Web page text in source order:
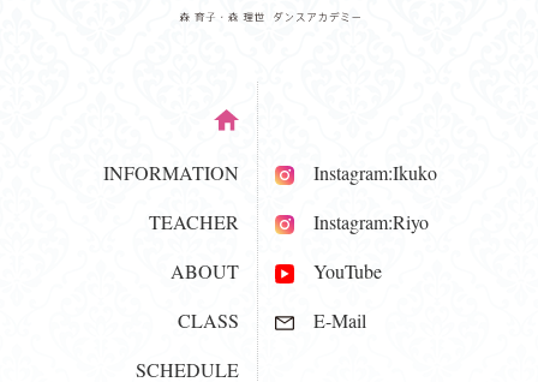
INFORMATION
TEACHER
ABOUT
CLASS
SCHEDULE
Instagram:Ikuko
Instagram:Riyo
YouTube
E-Mail